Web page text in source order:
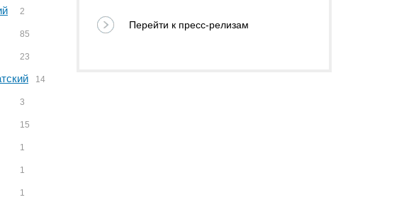
2
85
23
14
3
15
1
1
1
Перейти к пресс-релизам